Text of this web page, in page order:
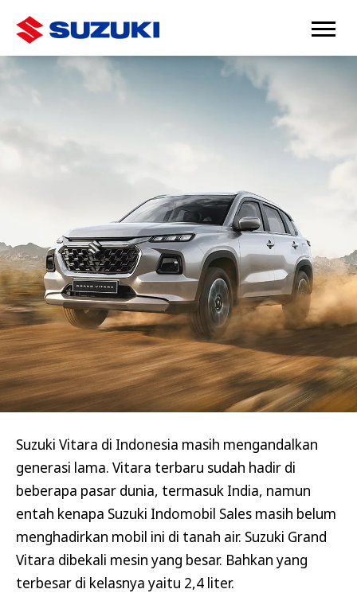
Suzuki Vitara di Indonesia masih mengandalkan
generasi lama. Vitara terbaru sudah hadir di
beberapa pasar dunia, termasuk India, namun
entah kenapa Suzuki Indomobil Sales masih belum
menghadirkan mobil ini di tanah air. Suzuki Grand
Vitara dibekali mesin yang besar. Bahkan yang
terbesar di kelasnya yaitu 2,4 liter.